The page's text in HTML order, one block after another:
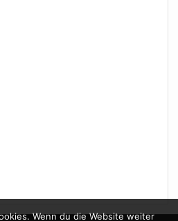
Wenn du die Website weiter